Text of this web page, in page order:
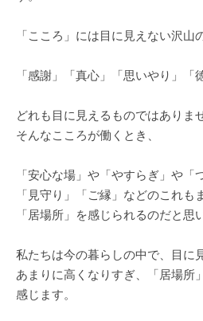
「こころ」には目に見えない沢山
「感謝」「真心」「思いやり」「
どれも目に見えるものではありま
そんなこころが働くとき、
「安心な場」や「やすらぎ」や「
「見守り」「ご縁」などのこれも
「居場所」を感じられるのだと思
私たちは今の暮らしの中で、目に
あまりに高くなりすぎ、「居場所
感じます。